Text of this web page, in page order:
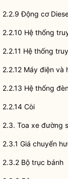
2.2.9 Động cơ
2.2.10 Hệ thống
2.2.11 Hệ thống
2.2.12 Máy điện và
2.2.13 Hệ thống
2.2.14 Còi
2.3. Toa xe đường
2.3.1 Giá chuyển
2.3.2 Bộ trục bánh